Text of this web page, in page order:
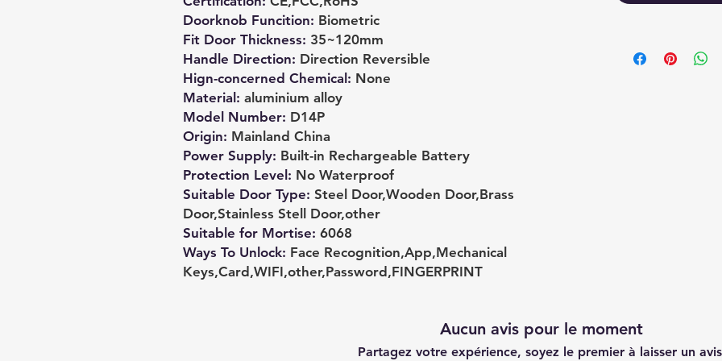
Doorknob Funcition: Biometric
Fit Door Thickness: 35~120mm
Handle Direction: Direction Reversible
Hign-concerned Chemical : None
Material : aluminium alloy
Model Number: D14P
Origin: Mainland China
Power Supply: Built-in Rechargeable Battery
Protection Level : No Waterproof
Suitable Door Type: Steel Door,Wooden Door,Brass
Door,Stainless Stell Door,other
Suitable for Mortise: 6068
Ways To Unlock: Face Recognition,App,Mechanical
Keys,Card,WIFI,other,Password,FINGERPRINT
Aucun avis pour le moment
Partagez votre expérience, soyez le premier à laisser un